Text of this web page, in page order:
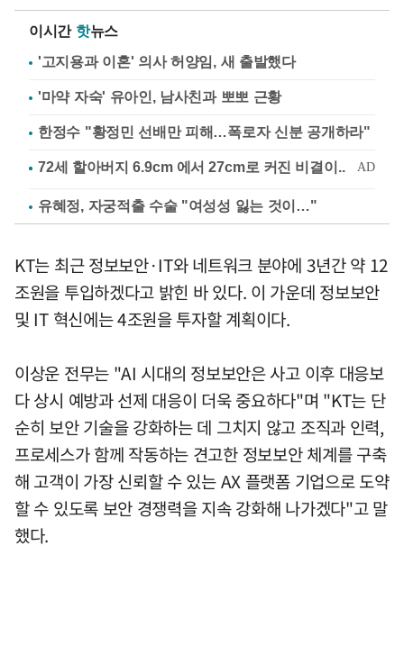
이시간 핫뉴스
'고지용과 이혼' 의사 허양임, 새 출발했다
'마약 자숙' 유아인, 남사친과 뽀뽀 근황
한정수 "황정민 선배만 피해…폭로자 신분 공개하라"
유혜정, 자궁적출 수술 "여성성 잃는 것이…"
KT는 최근 정보보안·IT와 네트워크 분야에 3년간 약 12
조원을 투입하겠다고 밝힌 바 있다. 이 가운데 정보보안
및 IT 혁신에는 4조원을 투자할 계획이다.
이상운 전무는 "AI 시대의 정보보안은 사고 이후 대응보
다 상시 예방과 선제 대응이 더욱 중요하다"며 "KT는 단
순히 보안 기술을 강화하는 데 그치지 않고 조직과 인력,
프로세스가 함께 작동하는 견고한 정보보안 체계를 구축
해 고객이 가장 신뢰할 수 있는 AX 플랫폼 기업으로 도약
할 수 있도록 보안 경쟁력을 지속 강화해 나가겠다"고 말
했다.